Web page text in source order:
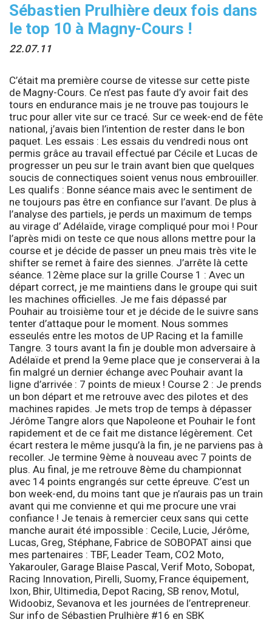
Sébastien Prulhière deux fois dans
le top 10 à Magny-Cours !
22.07.11
C’était ma première course de vitesse sur cette piste
de Magny-Cours. Ce n’est pas faute d’y avoir fait des
tours en endurance mais je ne trouve pas toujours le
truc pour aller vite sur ce tracé. Sur ce week-end de fête
national, j’avais bien l’intention de rester dans le bon
paquet. Les essais : Les essais du vendredi nous ont
permis grâce au travail effectué par Cécile et Lucas de
progresser un peu sur le train avant bien que quelques
soucis de connectiques soient venus nous embrouiller.
Les qualifs : Bonne séance mais avec le sentiment de
ne toujours pas être en confiance sur l’avant. De plus à
l’analyse des partiels, je perds un maximum de temps
au virage d’ Adélaïde, virage compliqué pour moi ! Pour
l’après midi on teste ce que nous allons mettre pour la
course et je décide de passer un pneu mais très vite le
shifter se remet à faire des siennes. J’arrête là cette
séance. 12ème place sur la grille Course 1 : Avec un
départ correct, je me maintiens dans le groupe qui suit
les machines officielles. Je me fais dépassé par
Pouhair au troisième tour et je décide de le suivre sans
tenter d’attaque pour le moment. Nous sommes
esseulés entre les motos de UP Racing et la famille
Tangre. 3 tours avant la fin je double mon adversaire à
Adélaïde et prend la 9eme place que je conserverai à la
fin malgré un dernier échange avec Pouhair avant la
ligne d’arrivée : 7 points de mieux ! Course 2 : Je prends
un bon départ et me retrouve avec des pilotes et des
machines rapides. Je mets trop de temps à dépasser
Jérôme Tangre alors que Napoleone et Pouhair le font
rapidement et de ce fait me distance légèrement. Cet
écart restera le même jusqu’à la fin, je ne parviens pas à
recoller. Je termine 9ème à nouveau avec 7 points de
plus. Au final, je me retrouve 8ème du championnat
avec 14 points engrangés sur cette épreuve. C’est un
bon week-end, du moins tant que je n’aurais pas un train
avant qui me convienne et qui me procure une vrai
confiance ! Je tenais à remercier ceux sans qui cette
manche aurait été impossible : Cecile, Lucie, Jérôme,
Lucas, Greg, Stéphane, Fabrice de SOBOPAT ainsi que
mes partenaires : TBF, Leader Team, CO2 Moto,
Yakarouler, Garage Blaise Pascal, Verif Moto, Sobopat,
Racing Innovation, Pirelli, Suomy, France équipement,
Ixon, Bhir, Ultimedia, Depot Racing, SB renov, Motul,
Widoobiz, Sevanova et les journées de l’entrepreneur.
Sur info de Sébastien Prulhière #16 en SBK